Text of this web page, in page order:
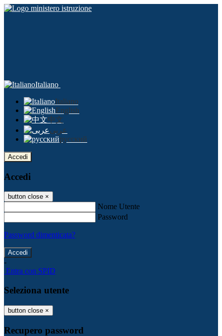
Italiano
Italiano
English
中文
عربى
русский
Accedi
Accedi
button close ×
Nome Utente
Password
Password dimenticata?
-
Entra con SPID
Seleziona utente
button close ×
Recupero password